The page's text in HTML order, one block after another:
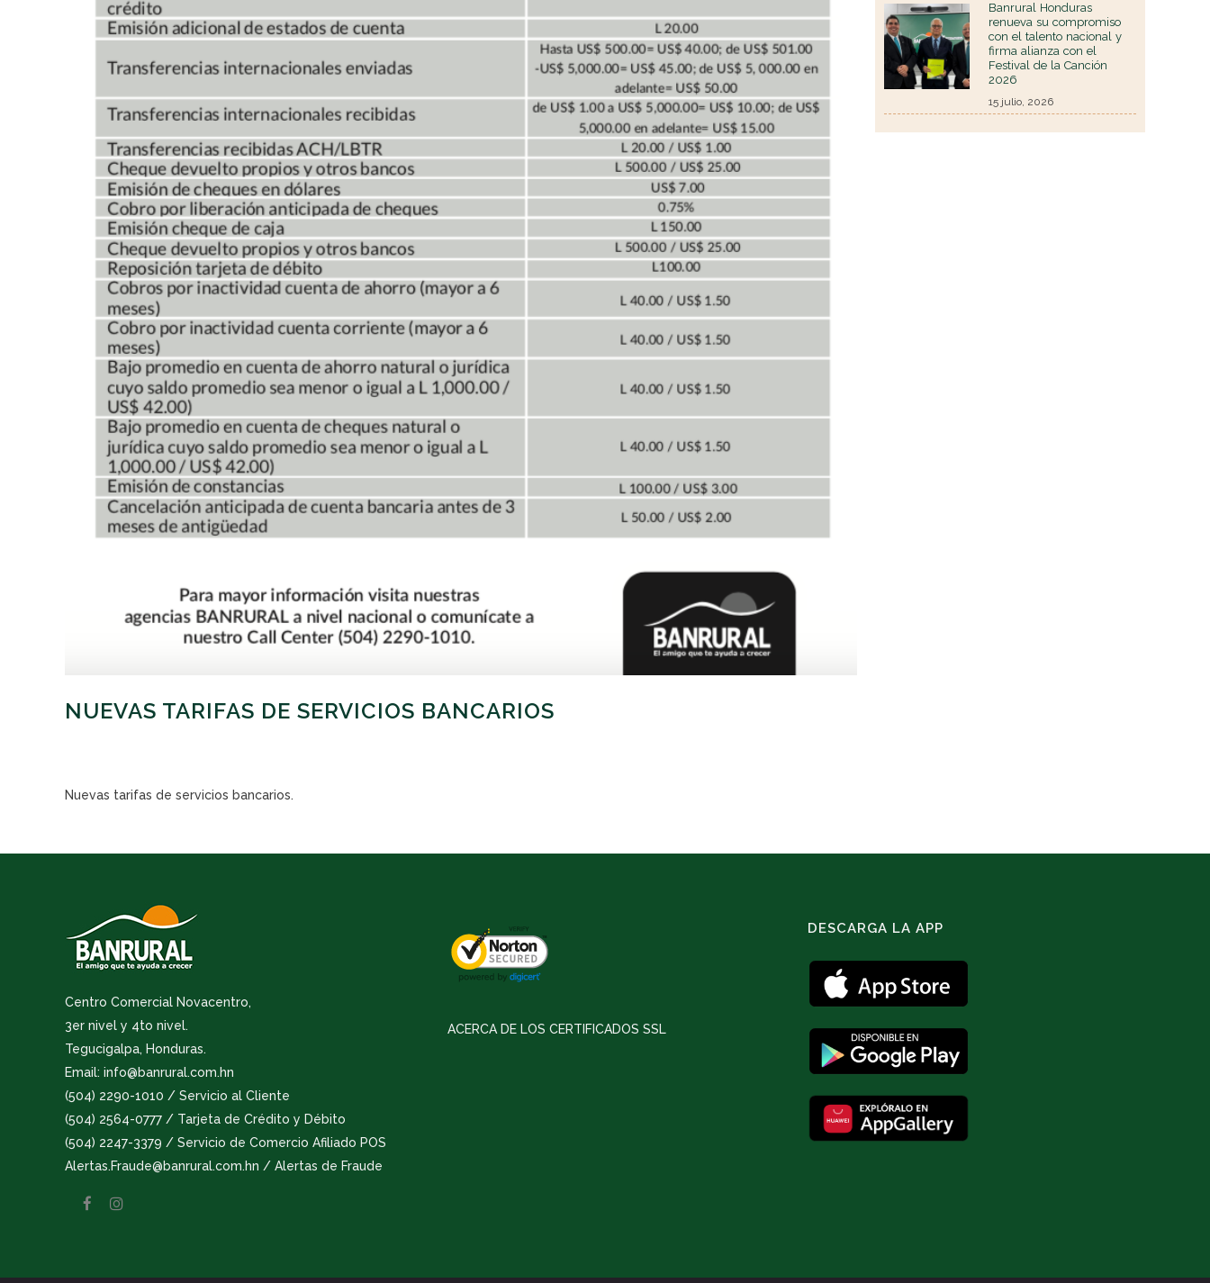
NUEVAS TARIFAS DE SERVICIOS BANCARIOS
Nuevas tarifas de servicios bancarios.
Banrural Honduras
renueva su compromiso
con el talento nacional y
firma alianza con el
Festival de la Canción
2026
15 julio, 2026
Centro Comercial Novacentro,
3er nivel y 4to nivel.
Tegucigalpa, Honduras.
Email: info@banrural.com.hn
(504) 2290-1010 / Servicio al Cliente
(504) 2564-0777 / Tarjeta de Crédito y Débito
(504) 2247-3379 / Servicio de Comercio Afiliado POS
Alertas.Fraude@banrural.com.hn / Alertas de Fraude
ACERCA DE LOS CERTIFICADOS SSL
DESCARGA LA APP